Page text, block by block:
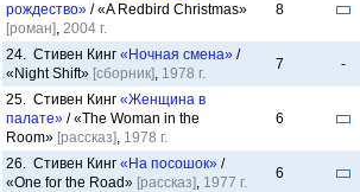
рождество» / «A Redbird Christmas»
[роман], 2004 г.
8
24. Стивен Кинг «Ночная смена» /
«Night Shift» [сборник], 1978 г.
7 -
25. Стивен Кинг «Женщина в
палате» / «The Woman in the
Room» [рассказ], 1978 г.
6
26. Стивен Кинг «На посошок» /
«One for the Road» [рассказ], 1977 г.
6